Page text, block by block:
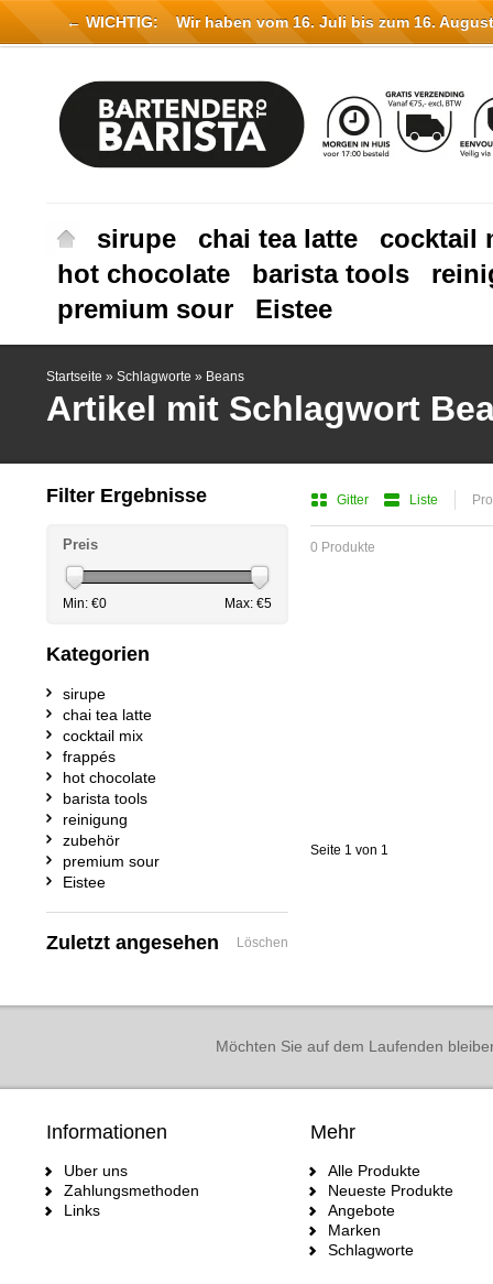
sirupe chai tea latte
cocktail
hot chocolate
barista tools
premium sour
Eistee
Startseite » Schlagworte » Beans
Artikel mit Schlagwort
Gitter Liste
0 Produkte
Seite 1 von 1
Filter Ergebnisse
Preis
Min: €0 Max: €5
Kategorien
sirupe
chai tea latte
cocktail mix
frappés
hot chocolate
barista tools
reinigung
zubehör
premium sour
Eistee
Zuletzt angesehen Löschen
Möchten Sie auf dem Laufenden
Informationen
Uber uns
Zahlungsmethoden
Links
Mehr
Alle Produkte
Neueste Produkte
Angebote
Marken
Schlagworte
← WICHTIG: Wir haben vom 16. Juli bis zum 16.